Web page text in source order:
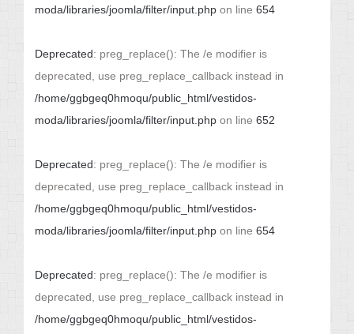
moda/libraries/joomla/filter/input.php on line 654
Deprecated: preg_replace(): The /e modifier is
deprecated, use preg_replace_callback instead in
/home/ggbgeq0hmoqu/public_html/vestidos-
moda/libraries/joomla/filter/input.php on line 652
Deprecated: preg_replace(): The /e modifier is
deprecated, use preg_replace_callback instead in
/home/ggbgeq0hmoqu/public_html/vestidos-
moda/libraries/joomla/filter/input.php on line 654
Deprecated: preg_replace(): The /e modifier is
deprecated, use preg_replace_callback instead in
/home/ggbgeq0hmoqu/public_html/vestidos-